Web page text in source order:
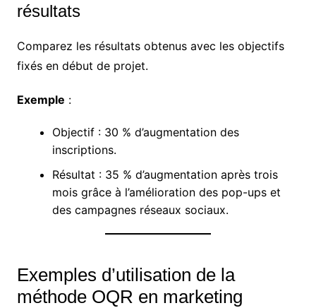
résultats
Comparez les résultats obtenus avec les objectifs
fixés en début de projet.
Exemple :
Objectif : 30 % d’augmentation des
inscriptions.
Résultat : 35 % d’augmentation après trois
mois grâce à l’amélioration des pop-ups et
des campagnes réseaux sociaux.
Exemples d’utilisation de la
méthode OQR en marketing